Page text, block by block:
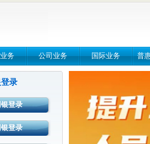
务 公司业务 国际业务 普
登录